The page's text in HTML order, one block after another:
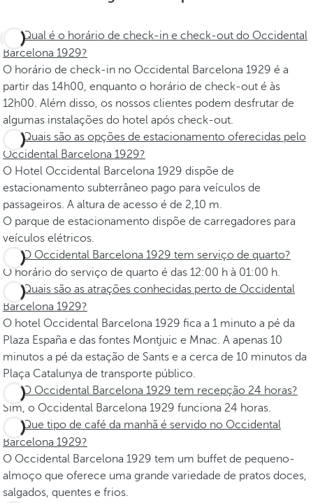
Qual é o horário de check-in e check-out do Occidental
Barcelona 1929?
O horário de check-in no Occidental Barcelona 1929 é a
partir das 14h00, enquanto o horário de check-out é às
12h00. Além disso, os nossos clientes podem desfrutar de
algumas instalações do hotel após check-out.
Quais são as opções de estacionamento oferecidas pelo
Occidental Barcelona 1929?
O Hotel Occidental Barcelona 1929 dispõe de
estacionamento subterrâneo pago para veículos de
passageiros. A altura de acesso é de 2,10 m.
O parque de estacionamento dispõe de carregadores para
veículos elétricos.
O Occidental Barcelona 1929 tem serviço de quarto?
O horário do serviço de quarto é das 12:00 h à 01:00 h.
Quais são as atrações conhecidas perto de Occidental
Barcelona 1929?
O hotel Occidental Barcelona 1929 fica a 1 minuto a pé da
Plaza España e das fontes Montjuic e Mnac. A apenas 10
minutos a pé da estação de Sants e a cerca de 10 minutos da
Plaça Catalunya de transporte público.
O Occidental Barcelona 1929 tem recepção 24 horas?
Sim, o Occidental Barcelona 1929 funciona 24 horas.
Que tipo de café da manhã é servido no Occidental
Barcelona 1929?
O Occidental Barcelona 1929 tem um buffet de pequeno-
almoço que oferece uma grande variedade de pratos doces,
salgados, quentes e frios.